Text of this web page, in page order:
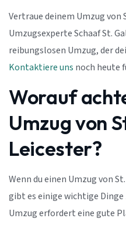
Vertraue deinem Umzug von
Umzugsexperte Schaaf St.
reibungslosen Umzug, der
Kontaktiere uns noch heute
Worauf
Umzug von
Leicester?
Wenn du einen Umzug von
gibt es einige wichtige
Umzug erfordert eine gute